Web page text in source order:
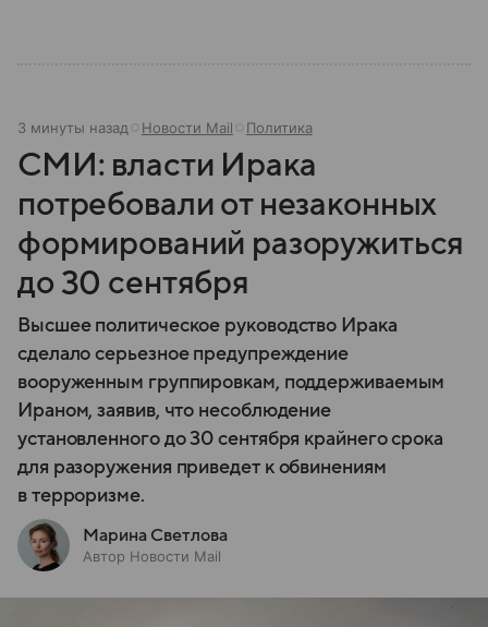
3 минуты назад Новости Mail Политика
СМИ: власти Ирака
потребовали от незаконных
формирований разоружиться
до 30 сентября
Высшее политическое руководство Ирака
сделало серьезное предупреждение
вооруженным группировкам, поддерживаемым
Ираном, заявив, что несоблюдение
установленного до 30 сентября крайнего срока
для разоружения приведет к обвинениям
в терроризме.
Марина Светлова
Автор Новости Mail